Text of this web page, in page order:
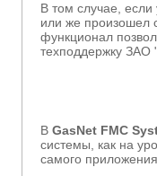
В том случае, если
или же произошел
функционал
техподдержку ЗАО
В GasNet FMC
системы, как на
самого